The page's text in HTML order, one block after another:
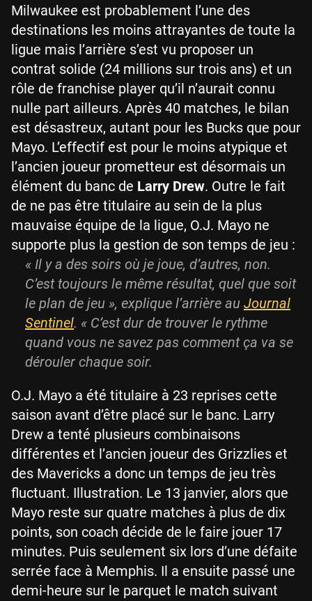
Milwaukee est probablement l’une des
destinations les moins attrayantes de toute la
ligue mais l’arrière s’est vu proposer un
contrat solide (24 millions sur trois ans) et un
rôle de franchise player qu’il n’aurait connu
nulle part ailleurs. Après 40 matches, le bilan
est désastreux, autant pour les Bucks que pour
Mayo. L’effectif est pour le moins atypique et
l’ancien joueur prometteur est désormais un
élément du banc de Larry Drew. Outre le fait
de ne pas être titulaire au sein de la plus
mauvaise équipe de la ligue, O.J. Mayo ne
supporte plus la gestion de son temps de jeu :
« Il y a des soirs où je joue, d’autres, non.
C’est toujours le même résultat, quel que soit
le plan de jeu », explique l’arrière au Journal
Sentinel. « C’est dur de trouver le rythme
quand vous ne savez pas comment ça va se
dérouler chaque soir.
O.J. Mayo a été titulaire à 23 reprises cette
saison avant d’être placé sur le banc. Larry
Drew a tenté plusieurs combinaisons
différentes et l’ancien joueur des Grizzlies et
des Mavericks a donc un temps de jeu très
fluctuant. Illustration. Le 13 janvier, alors que
Mayo reste sur quatre matches à plus de dix
points, son coach décide de le faire jouer 17
minutes. Puis seulement six lors d’une défaite
serrée face à Memphis. Il a ensuite passé une
demi-heure sur le parquet le match suivant